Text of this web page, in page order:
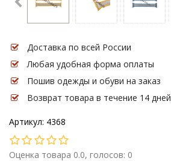
Доставка по всей России
Любая удобная форма оплаты
Пошив одежды и обуви на заказ
Возврат товара в течение 14 дней
Артикул: 4368
Оценка товара 0.0, голосов: 0